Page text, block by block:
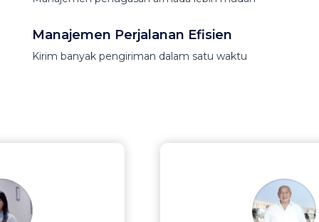
Manajemen Perjalanan Efisien
Kirim banyak pengiriman dalam satu waktu